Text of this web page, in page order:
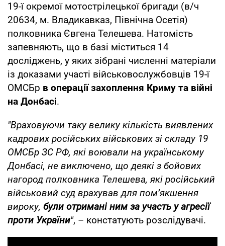
19-ї окремої мотострілецької бригади (в/ч
20634, м. Владикавказ, Північна Осетія)
полковника Євгена Телешева. Натомість
запевняють, що в базі міститься 14
досліджень, у яких зібрані численні матеріали
із доказами участі військовослужбовців 19-ї
ОМСБр в операції захоплення Криму та війні
на Донбасі.
"Враховуючи таку велику кількість виявлених
кадрових російських військових зі складу 19
ОМСБр ЗС РФ, які воювали на українському
Донбасі, не виключено, що деякі з бойових
нагород полковника Телешева, які російський
військовий суд врахував для пом’якшення
вироку, були отримані ним за участь у агресії
проти України", – констатують розслідувачі.